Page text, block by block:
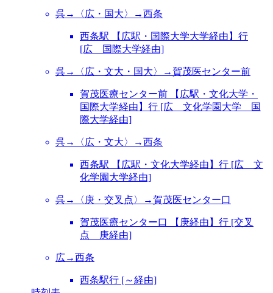
呉→〈広・国大〉→西条
西条駅 【広駅・国際大学大学経由】行
[広 国際大学経由]
呉→〈広・文大・国大〉→賀茂医センター前
賀茂医療センター前 【広駅・文化大学・
国際大学経由】行 [広 文化学園大学 国
際大学経由]
呉→〈広・文大〉→西条
西条駅 【広駅・文化大学経由】行 [広 文
化学園大学経由]
呉→〈庚・交叉点〉→賀茂医センター口
賀茂医療センター口 【庚経由】行 [交叉
点 庚経由]
広→西条
西条駅行 [～経由]